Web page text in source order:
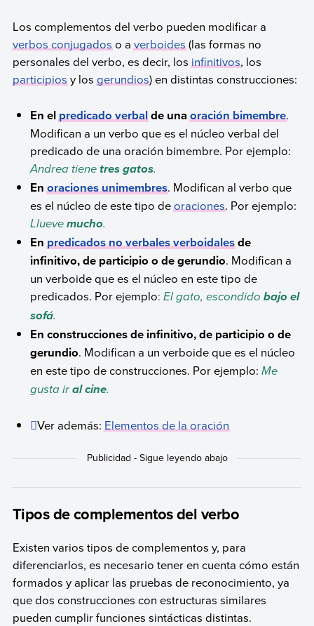
Los complementos del verbo pueden modificar a
verbos conjugadoso averboides(las formas no
personales del verbo, es decir, losinfinitivos, los
participiosy losgerundios) en distintas construcciones:
En elpredicado verbalde unaoración bimembre.
Modifican a un verbo que es el núcleo verbal del
predicado de una oración bimembre. Por ejemplo:
Andrea tiene tres gatos.
Enoraciones unimembres. Modifican al verbo que
es el núcleo de este tipo deoraciones. Por ejemplo:
Lluevemucho.
Enpredicados no verbales verboidalesde
infinitivo, de participio o de gerundio. Modifican a
un verboide que es el núcleo en este tipo de
predicados. Por ejemplo:El gato, escondidobajo el
sofá.
En construcciones de infinitivo, de participio o de
gerundio. Modifican a un verboide que es el núcleo
en este tipo de construcciones. Por ejemplo:Me
gusta iral cine.
Ver además:Elementos de la oración
Tipos de complementos del verbo
Existen varios tipos de complementos y, para
diferenciarlos, es necesario tener en cuenta cómo están
formados y aplicar las pruebas de reconocimiento, ya
que dos construcciones con estructuras similares
pueden cumplir funciones sintácticas distintas.